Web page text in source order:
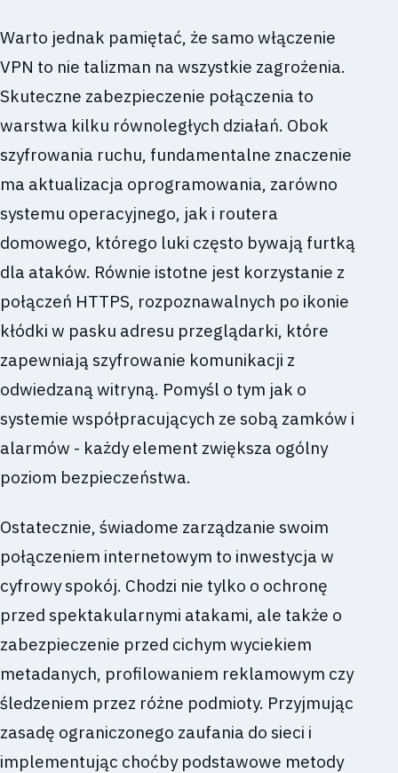
Warto jednak pamiętać, że samo włączenie
VPN to nie talizman na wszystkie zagrożenia.
Skuteczne zabezpieczenie połączenia to
warstwa kilku równoległych działań. Obok
szyfrowania ruchu, fundamentalne znaczenie
ma aktualizacja oprogramowania, zarówno
systemu operacyjnego, jak i routera
domowego, którego luki często bywają furtką
dla ataków. Równie istotne jest korzystanie z
połączeń HTTPS, rozpoznawalnych po ikonie
kłódki w pasku adresu przeglądarki, które
zapewniają szyfrowanie komunikacji z
odwiedzaną witryną. Pomyśl o tym jak o
systemie współpracujących ze sobą zamków i
alarmów - każdy element zwiększa ogólny
poziom bezpieczeństwa.
Ostatecznie, świadome zarządzanie swoim
połączeniem internetowym to inwestycja w
cyfrowy spokój. Chodzi nie tylko o ochronę
przed spektakularnymi atakami, ale także o
zabezpieczenie przed cichym wyciekiem
metadanych, profilowaniem reklamowym czy
śledzeniem przez różne podmioty. Przyjmując
zasadę ograniczonego zaufania do sieci i
implementując choćby podstawowe metody